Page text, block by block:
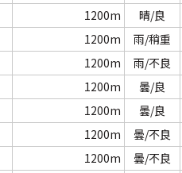
1200m 晴/良
1200m 雨/稍重
1200m 雨/不良
1200m 曇/良
1200m 曇/良
1200m 曇/不良
1200m 曇/不良